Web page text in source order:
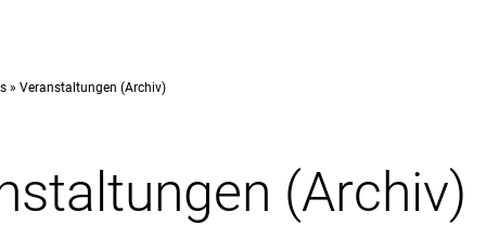
Veranstaltungen (Archiv)
(Archiv)